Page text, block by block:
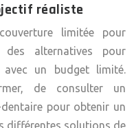
réaliste
limitée pour
alternatives pour
un budget limité.
de consulter un
pour obtenir un
différentes solutions de